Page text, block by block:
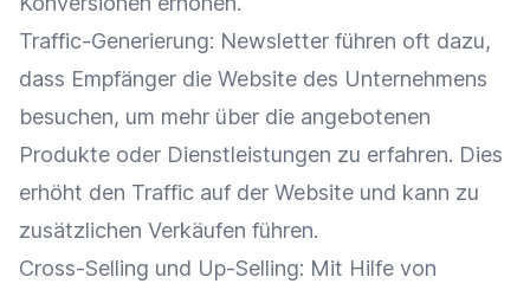
Traffic-Generierung: Newsletter führen oft dazu,
dass Empfänger die Website des Unternehmens
besuchen, um mehr über die angebotenen
Produkte oder Dienstleistungen zu erfahren. Dies
erhöht den Traffic auf der Website und kann zu
zusätzlichen Verkäufen führen.
Cross-Selling und Up-Selling: Mit Hilfe von